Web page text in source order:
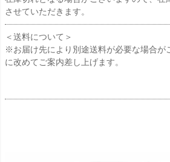
させていただきます。
＜送料について＞
※お届け先により別途送料が必要な場合が
に改めてご案内差し上げます。